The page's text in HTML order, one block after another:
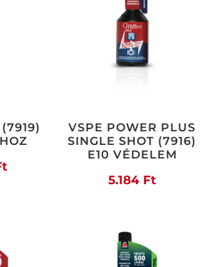
VSPE POWER PLUS
SINGLE SHOT (7916)
E10 VÉDELEM
5.184 Ft